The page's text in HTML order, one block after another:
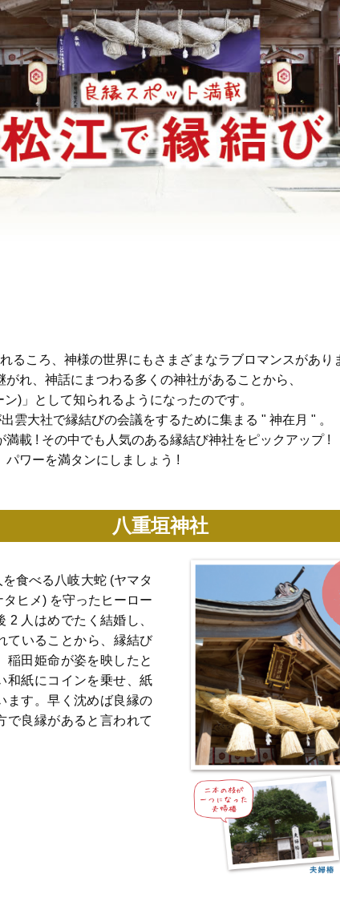
るころ、神様の世界にもさまざまなラブロマンスがあり
れ、神話にまつわる多くの神社があることから、
)」として知られるようになったのです。
雲大社で縁結びの会議をするために集まる " 神在月 " 。
載 ! その中でも人気のある縁結び神社をピックアップ !
ワーを満タンにしましょう !
八重垣神社
食べる八岐大蛇 (ヤマタ
ヒメ) を守ったヒーロー
2 人はめでたく結婚し、
ていることから、縁結び
稲田姫命が姿を映したと
和紙にコインを乗せ、紙
ます。早く沈めば良縁の
で良縁があると言われて